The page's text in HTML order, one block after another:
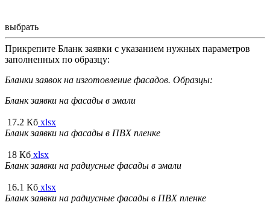
выбрать
Прикрепите Бланк заявки с указанием нужных параметров
заполненных по образцу:
Бланки заявок на изготовление фасадов. Образцы:
Бланк заявки на фасады в эмали
17.2 Кб xlsx
Бланк заявки на фасады в ПВХ пленке
18 Кб xlsx
Бланк заявки на радиусные фасады в эмали
16.1 Кб xlsx
Бланк заявки на радиусные фасады в ПВХ пленке